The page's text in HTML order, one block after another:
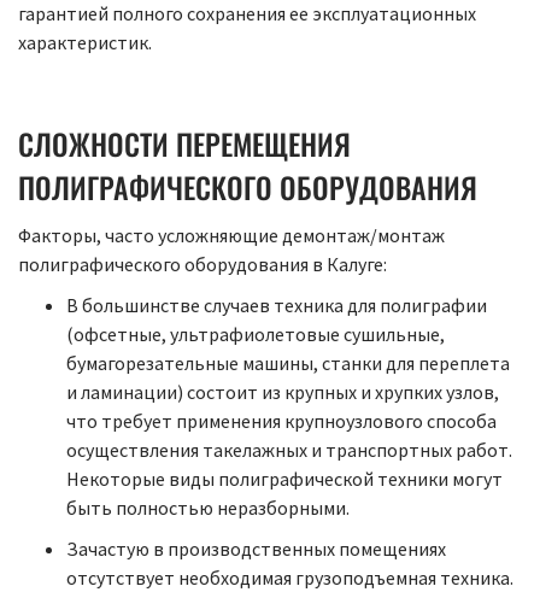
гарантией полного сохранения ее эксплуатационных
характеристик.
СЛОЖНОСТИ ПЕРЕМЕЩЕНИЯ
ПОЛИГРАФИЧЕСКОГО ОБОРУДОВАНИЯ
Факторы, часто усложняющие демонтаж/монтаж
полиграфического оборудования в Калуге:
В большинстве случаев техника для полиграфии
(офсетные, ультрафиолетовые сушильные,
бумагорезательные машины, станки для переплета
и ламинации) состоит из крупных и хрупких узлов,
что требует применения крупноузлового способа
осуществления такелажных и транспортных работ.
Некоторые виды полиграфической техники могут
быть полностью неразборными.
Зачастую в производственных помещениях
отсутствует необходимая грузоподъемная техника.